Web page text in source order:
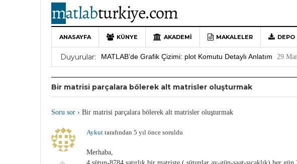
ANASAYFA KÜNYE AKADEMI MAKALELER DEPO
Duyurular:
10 Yıllık Bir Yolculuğun Sonu: MATLAB Türkiye’ye Veda 4
MATLAB’de Grafik Çizimi: plot Komutu Detaylı Anlatım 29
MATLAB Türkiye Live Editor Kullanım Rehberi 4 Aralık 2020
27 Mayıs 2020
Bir matrisi parçalara bölerek alt matrisler oluşturmak
Soru sor › Bir matrisi parçalara bölerek alt matrisler oluşturmak
Aykut tarafından 5 yıl önce soruldu
Merhaba,